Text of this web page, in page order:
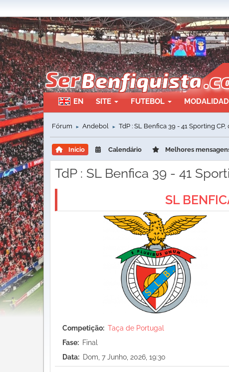
EN SITE FUTEBOL
Fórum ► Andebol ► TdP : SL Benfica 39 - 41 Sporting CP,
Início Calendário Melhores
TdP : SL Benfica 39 - 41
SL
Competição
Taça de Portugal
Fase
Final
Data
Dom, 7 Junho, 2026, 19:30